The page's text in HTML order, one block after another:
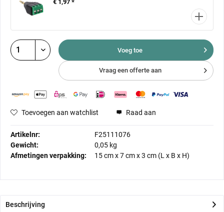
€ 1,97 *
Voeg toe
Vraag een offerte aan
Toevoegen aan watchlist Raad aan
Artikelnr:
F25111076
Gewicht:
0,05 kg
Afmetingen verpakking:
15 cmx7 cmx3 cm (L x B x H)
Beschrijving